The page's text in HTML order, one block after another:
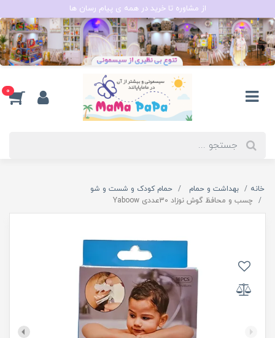
از مشاوره تا خرید در همه ی پیام رسان ها
0
خانه بهداشت و حمام
حمام کودک و شست و شو
چسب و محافظ گوش نوزاد 30عددی Yaboow